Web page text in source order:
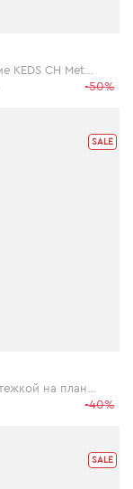
Кеды низкие KEDS CH Metallic Leather
-50%
SALE
-40%
SALE